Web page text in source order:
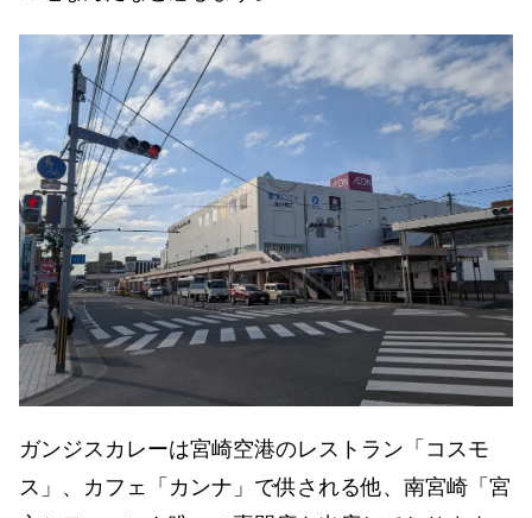
ガンジスカレーは宮崎空港のレストラン「コスモ
ス」、カフェ「カンナ」で供される他、南宮崎「宮